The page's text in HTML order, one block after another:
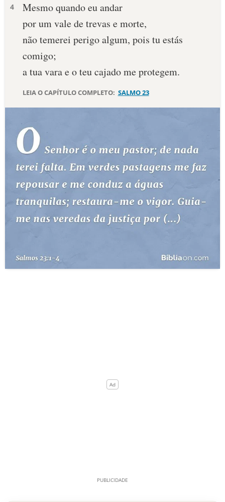
ESTUDOS BÍBLICOS
ESBOÇOS DE PREGAÇÃO
TEMAS
QUEM SOMOS
LOJA BÍBLIAON
4
Mesmo quando eu andar
por um vale de trevas e morte,
não temerei perigo algum, pois tu estás
comigo;
a tua vara e o teu cajado me protegem.
LEIA O CAPÍTULO COMPLETO: SALMO 23